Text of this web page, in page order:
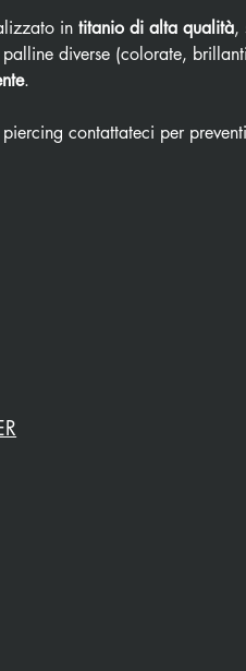
in titanio di alta qualità,
palline diverse (colorate,
.
contattateci per